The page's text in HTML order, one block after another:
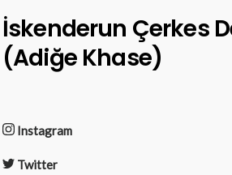
İskenderun Çerkes
(Adiğe Khase)
Instagram
Twitter